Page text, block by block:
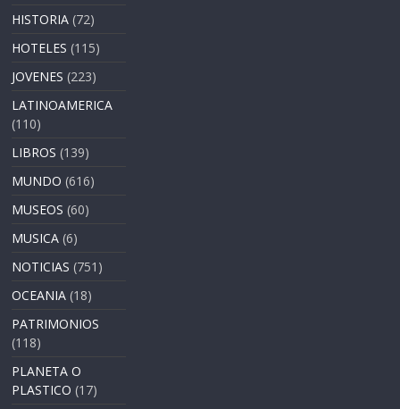
HISTORIA (72)
HOTELES (115)
JOVENES (223)
LATINOAMERICA
(110)
LIBROS (139)
MUNDO (616)
MUSEOS (60)
MUSICA (6)
NOTICIAS (751)
OCEANIA (18)
PATRIMONIOS
(118)
PLANETA O
PLASTICO (17)